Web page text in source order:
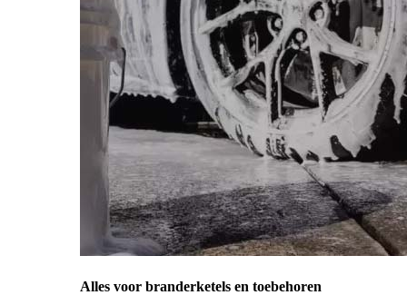
Alles voor branderketels en toebehoren